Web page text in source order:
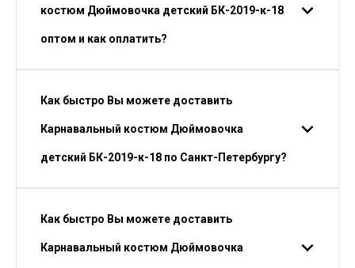
костюм Дюймовочка детский БК-2019-к-18
оптом и как оплатить?
Как быстро Вы можете доставить
Карнавальный костюм Дюймовочка
детский БК-2019-к-18 по Санкт-Петербургу?
Как быстро Вы можете доставить
Карнавальный костюм Дюймовочка